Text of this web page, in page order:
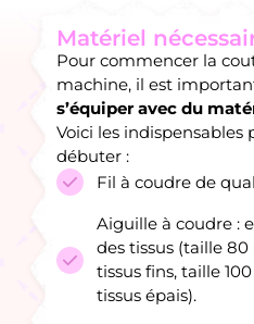
Matériel
Pour commencer la
machine, il est
s’équiper avec du
Voici les indispensables
débuter :
Fil à coudre de
Aiguille à coudre :
des tissus (taille 80
tissus fins, taille
tissus épais).